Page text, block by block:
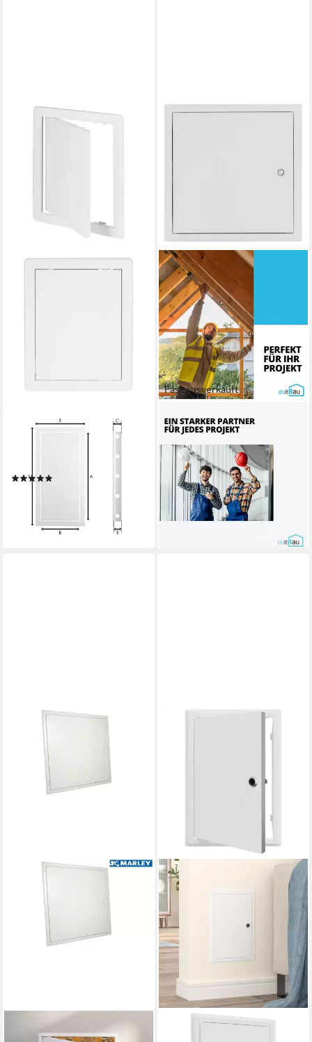
Revisionsklappe
Fast ausverkauft
DOITBAU
Revisionsklappe
Revisionsklappe weiß 30cm x
30cm mit Vierkantschlüssel
(1-St)
ab 22,99 €
lieferbar - in 3-4 Werktagen bei dir
MARLEY DEUTSCHLAND GMBH